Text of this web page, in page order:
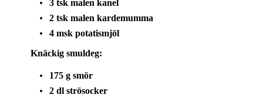
3 tsk malen kanel
2 tsk malen kardemumma
4 msk potatismjöl
Knäckig smuldeg:
175 g smör
2 dl strösocker